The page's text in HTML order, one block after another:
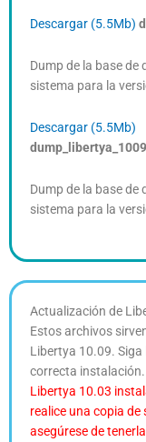
Descargar (5.5Mb)
Dump de la base de
sistema para la
Descargar (5.5Mb)
Dump de la base de
sistema para la
Actualización de
Estos archivos
Libertya 10.09. Siga
correcta instalación.
Libertya 10.03
realice una copia
asegúrese de